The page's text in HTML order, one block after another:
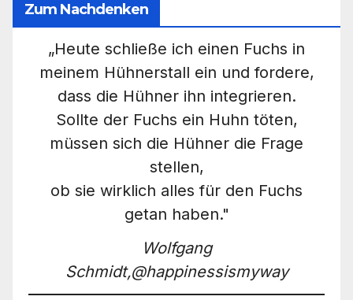
Zum Nachdenken
„Heute schließe ich einen Fuchs in
meinem Hühnerstall ein und fordere,
dass die Hühner ihn integrieren.
Sollte der Fuchs ein Huhn töten,
müssen sich die Hühner die Frage
stellen,
ob sie wirklich alles für den Fuchs
getan haben."
Wolfgang
Schmidt,@happinessismyway